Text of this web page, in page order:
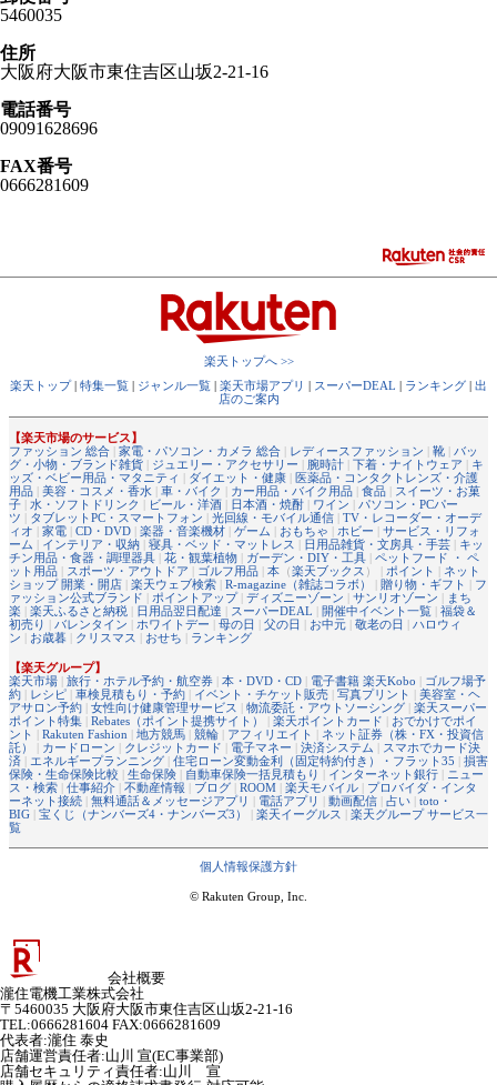
5460035
住所
大阪府大阪市東住吉区山坂2-21-16
電話番号
09091628696
FAX番号
0666281609
楽天トップへ >>
楽天トップ| 特集一覧 | ジャンル一覧 | 楽天市場アプリ | スーパーDEAL | ランキング | 出
店のご案内
【楽天市場のサービス】
ファッション 総合 | 家電・パソコン・カメラ 総合 | レディースファッション | 靴 | バッ
グ・小物・ブランド雑貨 | ジュエリー・アクセサリー | 腕時計 | 下着・ナイトウェア | キ
ッズ・ベビー用品・マタニティ | ダイエット・健康 | 医薬品・コンタクトレンズ・介護
用品 | 美容・コスメ・香水 | 車・バイク | カー用品・バイク用品 | 食品 | スイーツ・お菓
子 | 水・ソフトドリンク | ビール・洋酒 | 日本酒・焼酎 | ワイン | パソコン・PCパー
ツ | タブレットPC・スマートフォン | 光回線・モバイル通信 | TV・レコーダー・オーデ
ィオ | 家電 | CD・DVD | 楽器・音楽機材 | ゲーム | おもちゃ | ホビー | サービス・リフォ
ーム | インテリア・収納 | 寝具・ベッド・マットレス | 日用品雑貨・文房具・手芸 | キッ
チン用品・食器・調理器具 | 花・観葉植物 | ガーデン・DIY・工具 | ペットフード ・ ペ
ット用品 | スポーツ・アウトドア | ゴルフ用品 | 本 （楽天ブックス ） | ポイント | ネット
ショップ 開業・開店 | 楽天ウェブ検索 | R-magazine（雑誌コラボ） | 贈り物・ギフト | フ
ァッション公式ブランド | ポイントアップ| ディズニーゾーン | サンリオゾーン | まち
楽 | 楽天ふるさと納税 | 日用品翌日配達 | スーパーDEAL | 開催中イベント一覧 | 福袋＆
初売り | バレンタイン | ホワイトデー | 母の日 | 父の日 | お中元 | 敬老の日 | ハロウィ
ン | お歳暮 | クリスマス | おせち | ランキング
【楽天グループ】
楽天市場 | 旅行・ホテル予約・航空券 | 本・DVD・CD | 電子書籍 楽天Kobo | ゴルフ場予
約 | レシピ | 車検見積もり・予約 | イベント・チケット販売 | 写真プリント | 美容室・ヘ
アサロン予約 | 女性向け健康管理サービス | 物流委託・アウトソーシング | 楽天スーパー
ポイント特集 | Rebates（ポイント提携サイト） | 楽天ポイントカード | おでかけでポイ
ント | Rakuten Fashion | 地方競馬 | 競輪 | アフィリエイト | ネット証券（株・FX・投資信
託）
| カードローン | クレジットカード | 電子マネー | 決済システム | スマホでカード決
済 | エネルギープランニング | 住宅ローン変動金利（固定特約付き）・フラット35 | 損害
保険・生命保険比較 | 生命保険 | 自動車保険一括見積もり | インターネット銀行 | ニュー
ス・検索 | 仕事紹介 | 不動産情報 | ブログ | ROOM | 楽天モバイル | プロバイダ・インタ
ーネット接続 | 無料通話＆メッセージアプリ | 電話アプリ | 動画配信 | 占い | toto・
BIG | 宝くじ（ナンバーズ4・ナンバーズ3） | 楽天イーグルス | 楽天グループ サービス一
覧
個人情報保護方針
© Rakuten Group, Inc.
会社概要
瀧住電機工業株式会社
〒5460035 大阪府大阪市東住吉区山坂2-21-16
TEL:0666281604 FAX:0666281609
代表者:瀧住 泰史
店舗運営責任者:山川 宣(EC事業部)
店舗セキュリティ責任者:山川 宣